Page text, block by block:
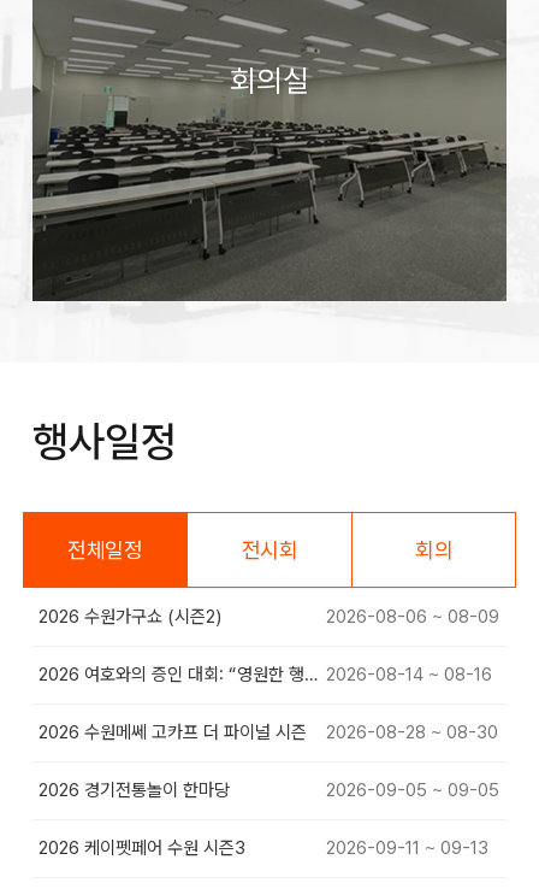
회의실
행사일정
전체일정 전시회 회의
2026 수원가구쇼 (시즌2) 2026-08-06 ~ 08-09
2026 여호와의 증인 대회: “영원한 행복” 2026-08-14 ~ 08-16
2026 수원메쎄 고카프 더 파이널 시즌 2026-08-28 ~ 08-30
2026 경기전통놀이 한마당 2026-09-05 ~ 09-05
2026 케이펫페어 수원 시즌3 2026-09-11 ~ 09-13